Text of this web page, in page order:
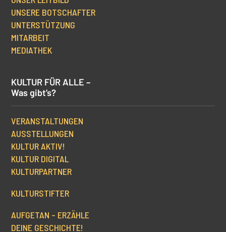
UNSERE BOTSCHAFTER
UNTERSTÜTZUNG
MITARBEIT
MEDIATHEK
KULTUR FÜR ALLE –
Was gibt’s?
VERANSTALTUNGEN
AUSSTELLUNGEN
KULTUR AKTIV!
KULTUR DIGITAL
KULTURPARTNER
KULTURSTIFTER
AUFGETAN – ERZÄHLE
DEINE GESCHICHTE!